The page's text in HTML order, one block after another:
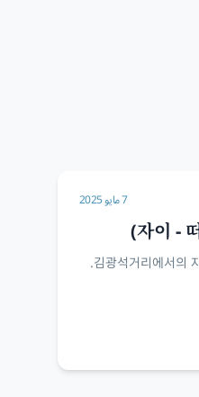
7 مايو 2025
자이 -
김광석거리에서의